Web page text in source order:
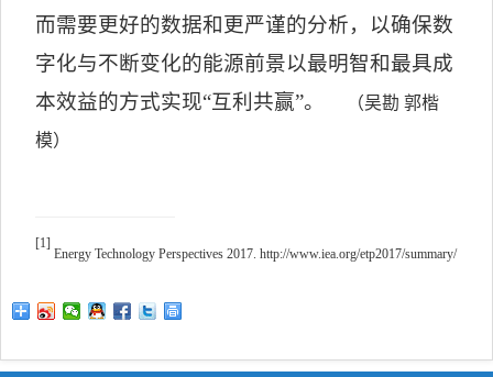
而需要更好的数据和更严谨的分析，以确保数
字化与不断变化的能源前景以最明智和最具成
本效益的方式实现“互利共赢”。
（吴勘 郭楷
模）
[1]
Energy Technology Perspectives 2017. http://www.iea.org/etp2017/summary/